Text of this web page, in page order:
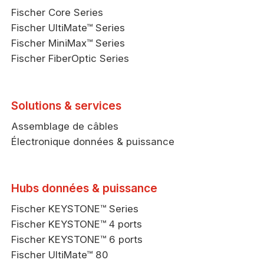
Fischer Core Series
Fischer UltiMate™ Series
Fischer MiniMax™ Series
Fischer FiberOptic Series
Solutions & services
Assemblage de câbles
Électronique données & puissance
Hubs données & puissance
Fischer KEYSTONE™ Series
Fischer KEYSTONE™ 4 ports
Fischer KEYSTONE™ 6 ports
Fischer UltiMate™ 80